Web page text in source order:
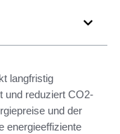
langfristig
und reduziert CO2-
und der
energieeffiziente